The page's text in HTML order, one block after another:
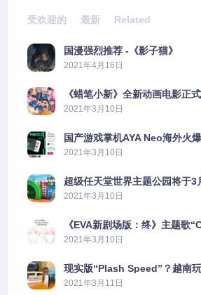
受欢迎的 最新 Related
国漫强烈推荐 -《影子猫》
2021年4月16日
《蜡笔小新》全新动画电影正
2021年3月10日
国产游戏掌机AYA Neo海外火
2606%
2021年3月10日
超级任天堂世界主题公园将于3
2021年3月10日
《EVA新剧场版：终》主题歌
公布
2021年3月10日
现实版“Plash Speed”？越南
PS5上演好戏
2021年3月11日